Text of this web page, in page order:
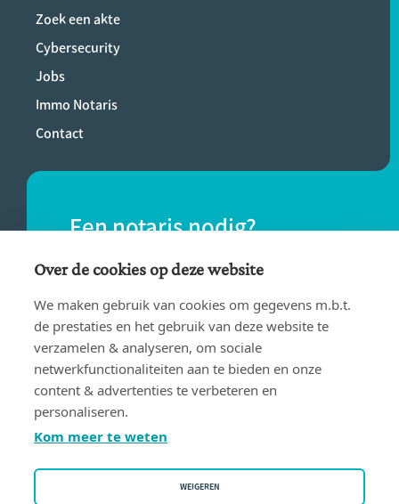
Zoek een akte
Cybersecurity
Jobs
Immo Notaris
Contact
Een notaris nodig?
Vind eenvoudig een notaris bij jou in de
buurt.
VIND EEN NOTARIS
Gebruiksvoorwaarden
Over de cookies op deze website
We maken gebruik van cookies om gegevens m.b.t.
de prestaties en het gebruik van deze website te
verzamelen & analyseren, om sociale
netwerkfunctionaliteiten aan te bieden en onze
content & advertenties te verbeteren en
personaliseren.
Kom meer te weten
WEIGEREN